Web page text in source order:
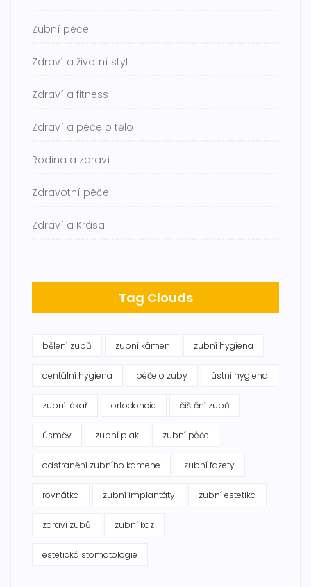
Zubní péče
Zdraví a životní styl
Zdraví a fitness
Zdraví a péče o tělo
Rodina a zdraví
Zdravotní péče
Zdraví a Krása
Tag Clouds
bělení zubů zubní kámen zubní hygiena
dentální hygiena péče o zuby ústní hygiena
zubní lékař ortodoncie čištění zubů
úsměv zubní plak zubní péče
odstranění zubního kamene zubní fazety
rovnátka zubní implantáty zubní estetika
zdraví zubů zubní kaz
estetická stomatologie